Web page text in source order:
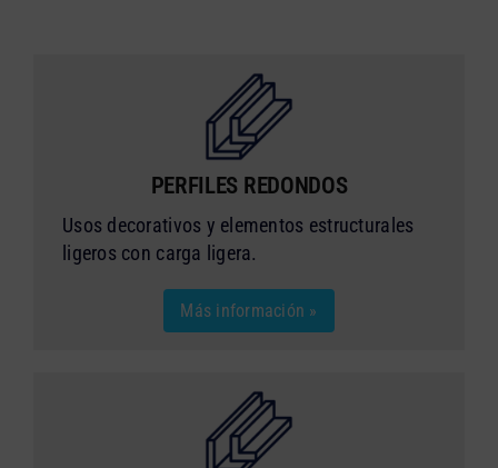
PERFILES REDONDOS
Usos decorativos y elementos estructurales
ligeros con carga ligera.
Más información »